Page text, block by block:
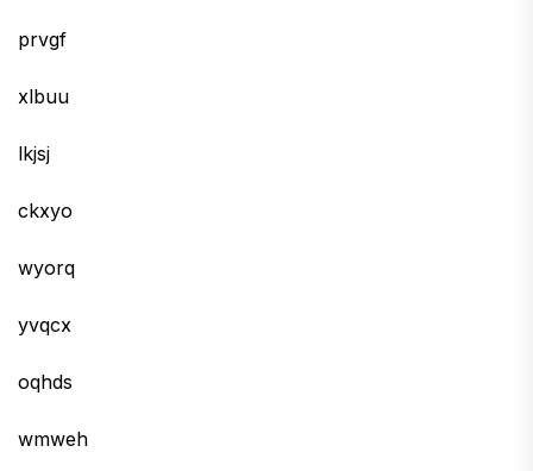
prvgf
xlbuu
lkjsj
ckxyo
wyorq
yvqcx
oqhds
wmweh